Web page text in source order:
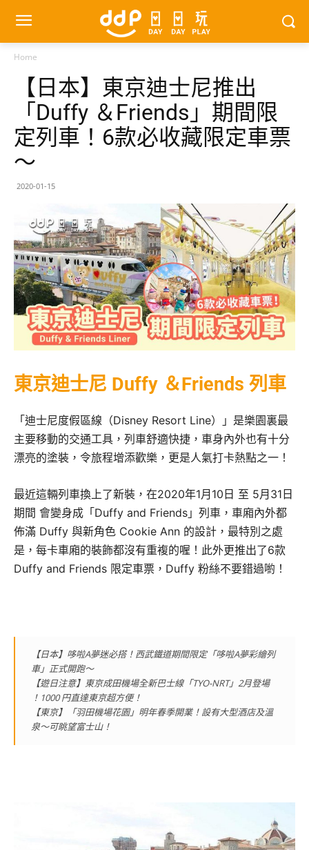
Home
【日本】東京迪士尼推出
「Duffy ＆Friends」期間限
定列車！6款必收藏限定車票
～
2020-01-15
東京迪士尼 Duffy ＆Friends 列車
「迪士尼度假區線（Disney Resort Line）」是樂園裏最
主要移動的交通工具，列車舒適快捷，車身內外也有十分
漂亮的塗裝，令旅程增添歡樂，更是人氣打卡熱點之一！
最近這輛列車換上了新裝，在2020年1月10日 至 5月31日
期間 會變身成「Duffy and Friends」列車，車廂內外都
佈滿 Duffy 與新角色 Cookie Ann 的設計，最特別之處
是，每卡車廂的裝飾都沒有重複的喔！此外更推出了6款
Duffy and Friends 限定車票，Duffy 粉絲不要錯過喲！
【日本】哆啦A夢迷必搭！西武鐵道期間限定「哆啦A夢彩繪列
車」正式開跑～
【遊日注意】東京成田機場全新巴士線「TYO-NRT」2月登場
！1000 円直達東京超方便！
【東京】「羽田機場花園」明年春季開業！設有大型酒店及溫
泉～可眺望富士山！